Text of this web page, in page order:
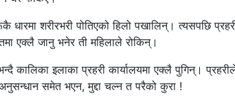
शरीरभरी पोतिएको हिलो पखालिन्। त्यसपछि
एक्लै जानु भनेर ती महिलाले रोकिन्।
कालिका इलाका प्रहरी कार्यालयमा एक्लै पुगिन्।
अनुसन्धान समेत भएन, मुद्दा चल्न त परैको कुरा !